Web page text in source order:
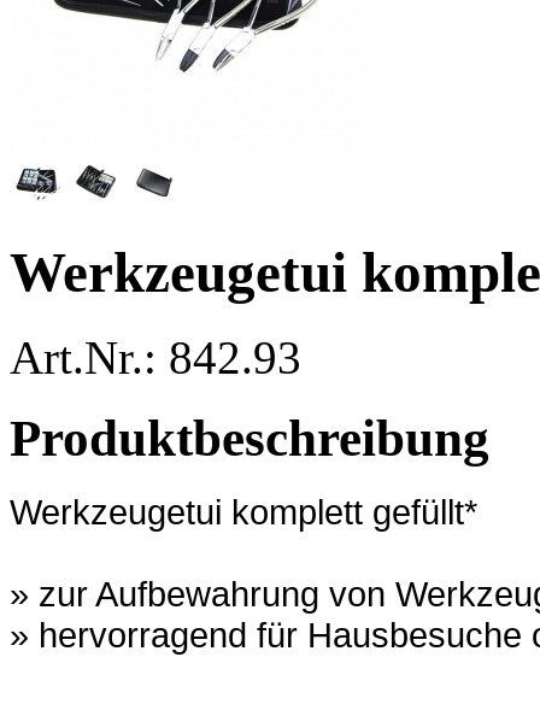
Werkzeugetui
Art.Nr.: 842.93
Produktbeschreibung
Werkzeugetui komplett gefüllt*
» zur Aufbewahrung von
» hervorragend für Hausbesuche